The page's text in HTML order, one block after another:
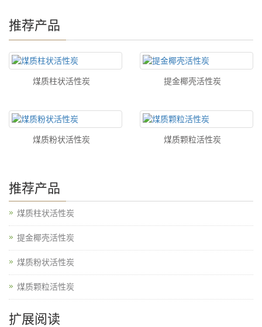
推荐产品
煤质柱状活性炭 提金椰壳活性炭
煤质粉状活性炭 煤质颗粒活性炭
推荐产品
煤质柱状活性炭
提金椰壳活性炭
煤质粉状活性炭
煤质颗粒活性炭
扩展阅读